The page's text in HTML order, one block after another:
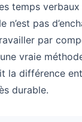
temps verbaux
n’est pas
par
vraie
la différence
durable.